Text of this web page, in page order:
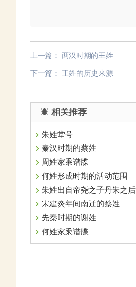
上一篇： 两汉时期的王姓
下一篇： 王姓的历史来源
相关推荐
朱姓堂号
秦汉时期的蔡姓
周姓家乘谱牒
何姓形成时期的活动范围
朱姓出自帝尧之子丹朱之后
宋建炎年间南迁的蔡姓
先秦时期的谢姓
何姓家乘谱牒